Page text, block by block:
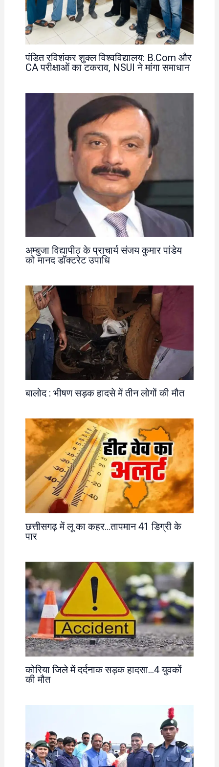
पंडित रविशंकर शुक्ल विश्वविद्यालय: B.Com और
CA परीक्षाओं का टकराव, NSUI ने मांगा समाधान
अम्बुजा विद्यापीठ के प्राचार्य संजय कुमार पांडेय
को मानद डॉक्टरेट उपाधि
बालोद : भीषण सड़क हादसे में तीन लोगों की मौत
छत्तीसगढ़ में लू का कहर…तापमान 41 डिग्री के
पार
कोरिया जिले में दर्दनाक सड़क हादसा…4 युवकों
की मौत